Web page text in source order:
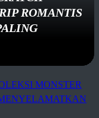
ROMANTIS